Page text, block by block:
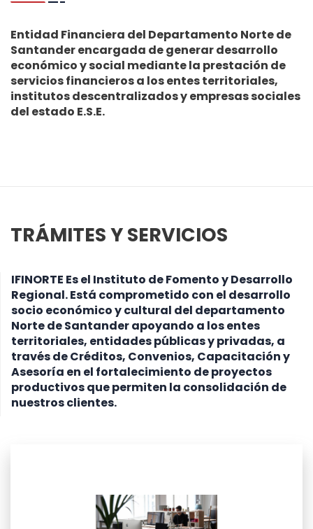
Entidad Financiera del Departamento Norte de
Santander encargada de generar desarrollo
económico y social mediante la prestación de
servicios financieros a los entes territoriales,
institutos descentralizados y empresas sociales
del estado E.S.E.
TRÁMITES Y SERVICIOS
IFINORTE Es el Instituto de Fomento y Desarrollo
Regional. Está comprometido con el desarrollo
socio económico y cultural del departamento
Norte de Santander apoyando a los entes
territoriales, entidades públicas y privadas, a
través de Créditos, Convenios, Capacitación y
Asesoría en el fortalecimiento de proyectos
productivos que permiten la consolidación de
nuestros clientes.
entidades públicas y privadas...